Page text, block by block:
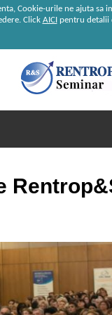
Cookie-urile ne ajuta sa
Click AICIpentru detalii